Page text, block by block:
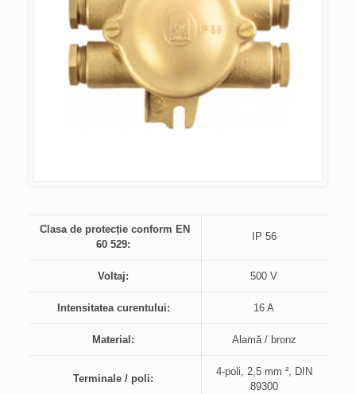
Clasa de protecție conform EN
60 529:
IP 56
Voltaj: 500 V
Intensitatea curentului: 16 A
Material: Alamă / bronz
Terminale / poli:
4-poli, 2,5 mm ², DIN
89300